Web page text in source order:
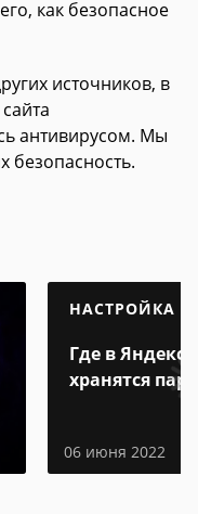
как безопасное
источников, в
антивирусом. Мы
безопасность.
НАСТРОЙКА
Где в Яндекс
хранятся
06 июня 2022